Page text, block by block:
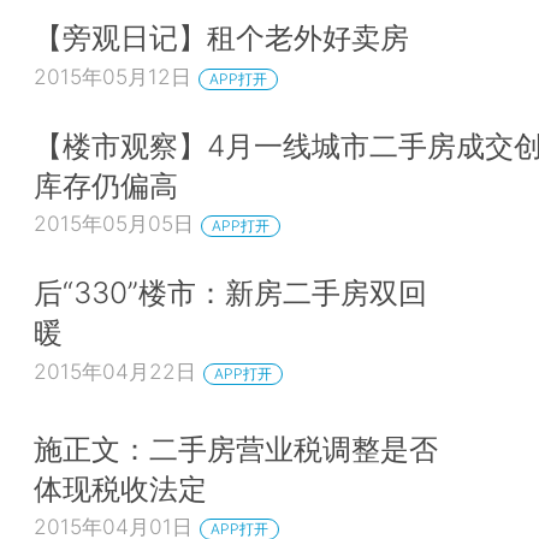
【旁观日记】租个老外好卖房
2015年05月12日 APP打开
【楼市观察】4月一线城市二手房成交
库存仍偏高
2015年05月05日 APP打开
后“330”楼市：新房二手房双回
暖
2015年04月22日 APP打开
施正文：二手房营业税调整是否
体现税收法定
2015年04月01日 APP打开